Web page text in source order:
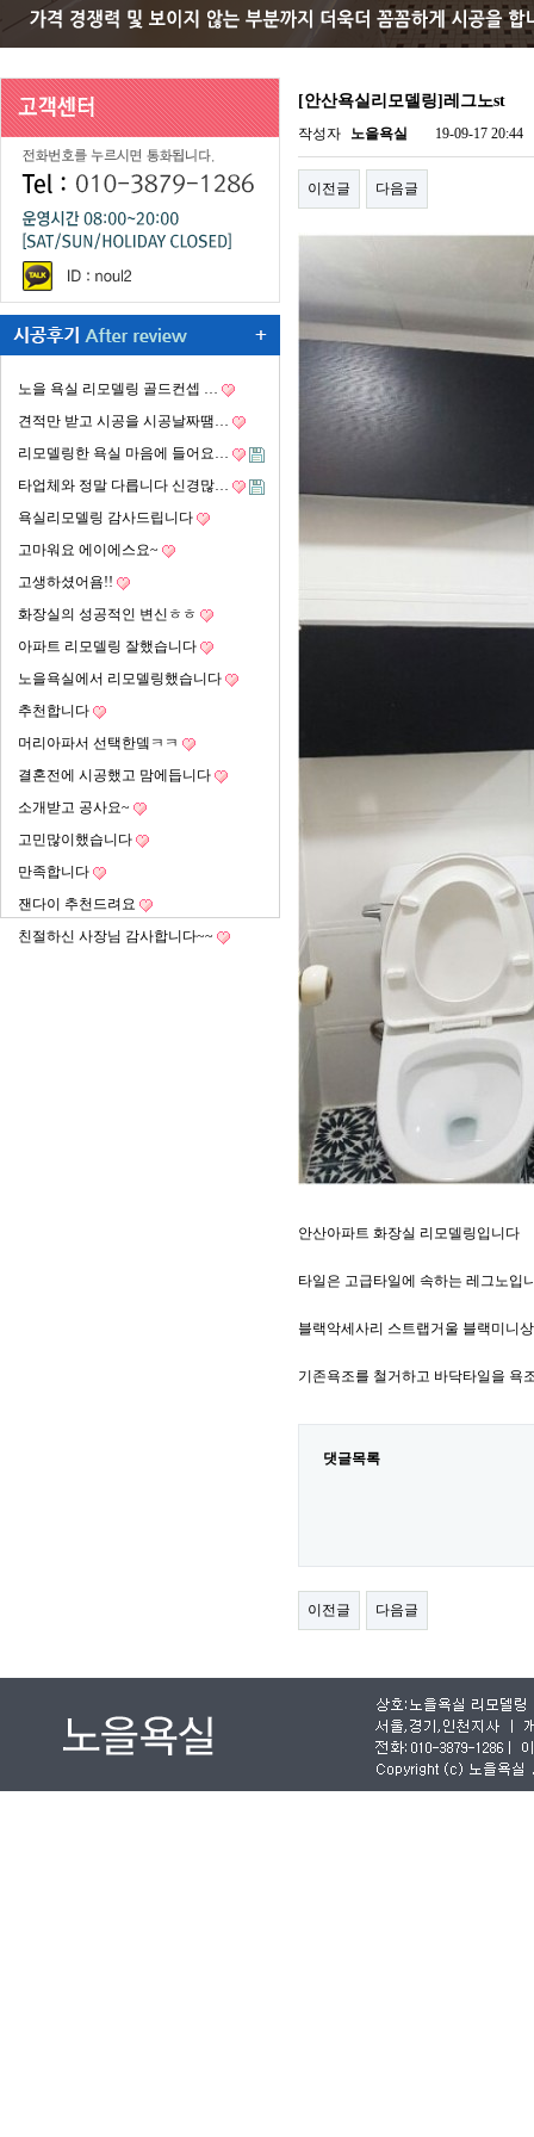
노을 욕실 리모델링 골드컨셉 …
견적만 받고 시공을 시공날짜땜…
리모델링한 욕실 마음에 들어요…
타업체와 정말 다릅니다 신경많…
욕실리모델링 감사드립니다
고마워요 에이에스요~
고생하셨어욤!!
화장실의 성공적인 변신ㅎㅎ
아파트 리모델링 잘했습니다
노을욕실에서 리모델링했습니다
추천합니다
머리아파서 선택한뎈ㅋㅋ
결혼전에 시공했고 맘에듭니다
소개받고 공사요~
고민많이했습니다
만족합니다
잰다이 추천드려요
친절하신 사장님 감사합니다~~
[안산욕실리모델링]레그노st
작성자 노을욕실 19-09-17 20:44
이전글 다음글
안산아파트 화장실 리모델링입니다
타일은 고급타일에 속하는 레그노입
블랙악세사리 스트랩거울 블랙미니
기존욕조를 철거하고 바닥타일을 욕
댓글목록
이전글 다음글